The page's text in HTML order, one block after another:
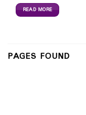
READ MORE
PAGES FOUND